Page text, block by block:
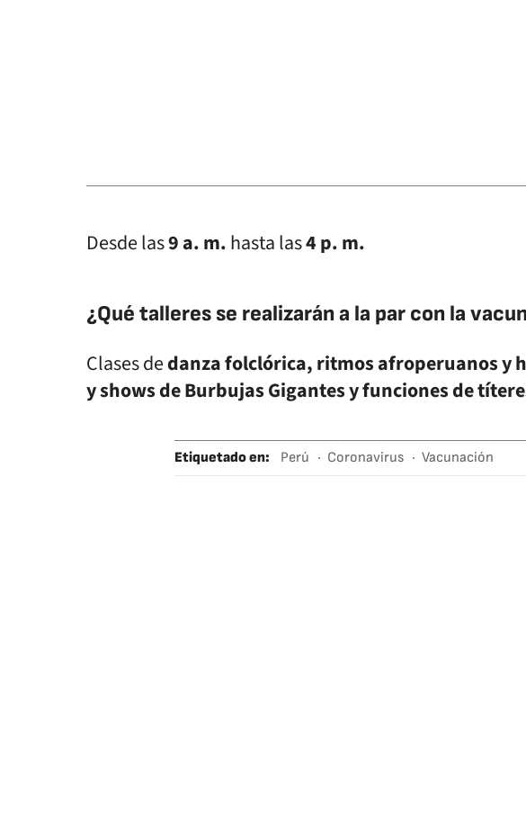
Desde las9 a. m.hasta las4 p. m.
¿Qué talleres se realizarán a la par con la
Clases dedanza folclórica, ritmos afroperuanos y
y shows de Burbujas Gigantes y funciones de
Etiquetado en: Perú Coronavirus Vacunación